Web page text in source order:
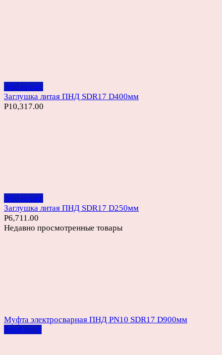
Add to cart
Заглушка литая ПНД SDR17 D400мм
Р10,317.00
Add to cart
Заглушка литая ПНД SDR17 D250мм
Р6,711.00
Недавно просмотренные товары
Муфта электросварная ПНД PN10 SDR17 D900мм
Read more